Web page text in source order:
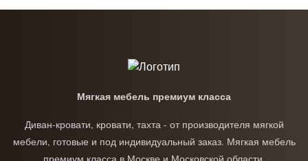
Мягкая мебель премиум класса
Диван-кровати, кровати, тахта - от производителя мягкой
мебели, готовые и под индивидуальный заказ. Мягкая мебель